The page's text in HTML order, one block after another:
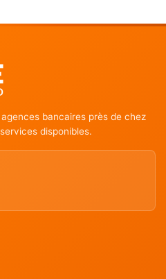
bancaires près de chez
disponibles.